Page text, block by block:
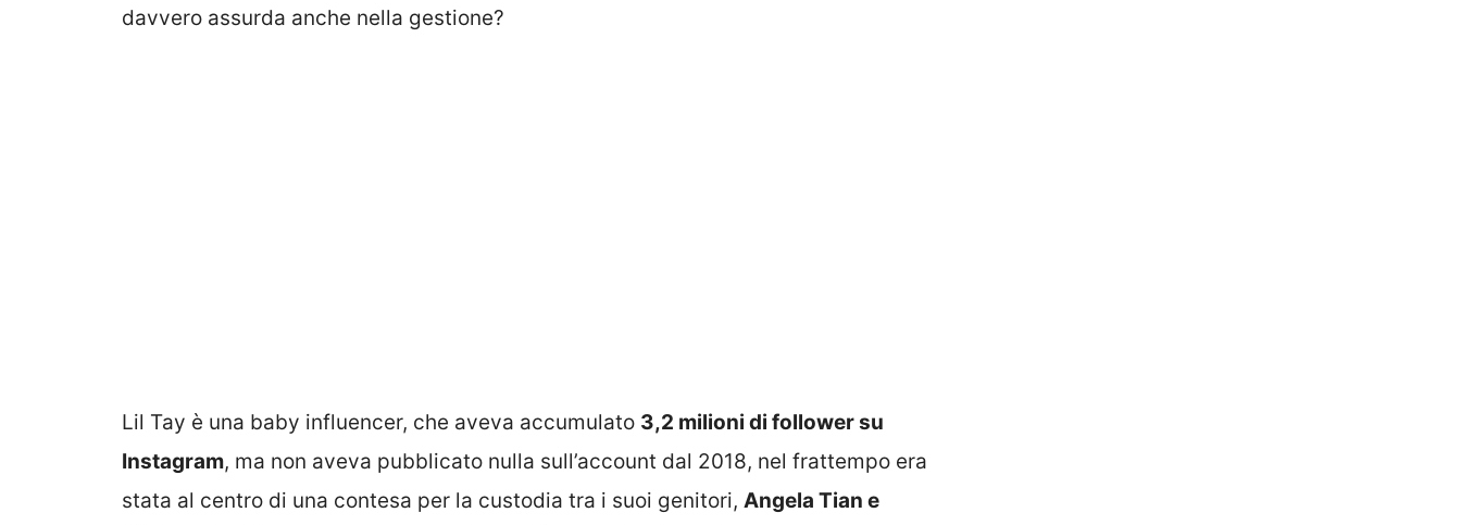
davvero assurda anche nella gestione?
Lil Tay è una baby influencer, che aveva accumulato 3,2 milioni di follower su
Instagram, ma non aveva pubblicato nulla sull’account dal 2018, nel frattempo era
stata al centro di una contesa per la custodia tra i suoi genitori, Angela Tian e